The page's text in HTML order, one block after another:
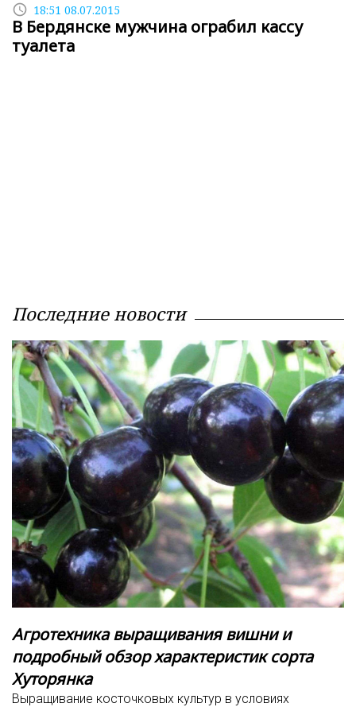
access_time 18:51 08.07.2015
В Бердянске мужчина ограбил кассу
туалета
Последние новости
Агротехника выращивания вишни и
подробный обзор характеристик сорта
Хуторянка
Выращивание косточковых культур в условиях